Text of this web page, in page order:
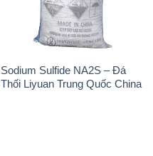
Sodium Sulfide NA2S – Đá
Thối Liyuan Trung Quốc China